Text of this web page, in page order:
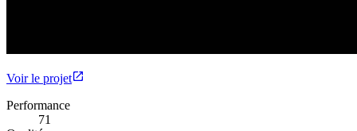
Voir le projet
Performance
71